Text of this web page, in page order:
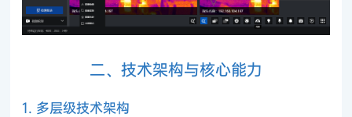
二、技术架构与核心能力
1. 多层级技术架构